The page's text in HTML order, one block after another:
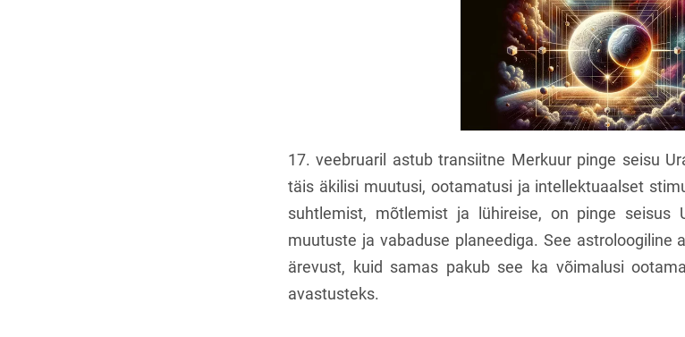
17. veebruaril astub transiitne Merkuur pinge seisu
täis äkilisi muutusi, ootamatusi ja intellektuaalset
suhtlemist, mõtlemist ja lühireise, on pinge seisus
muutuste ja vabaduse planeediga. See astroloogiline
ärevust, kuid samas pakub see ka võimalusi
avastusteks.